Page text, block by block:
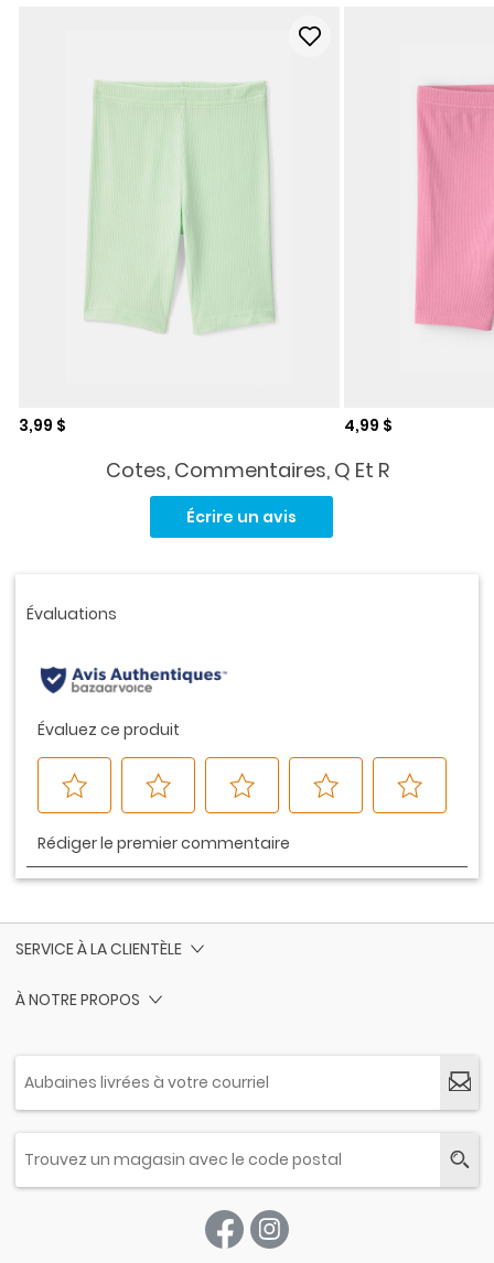
Prix de solde
3,99 $ Prix de solde
4,99 $
Cotes, Commentaires, Q Et R
la
Écrire un avis
SERVICE À LA CLIENTÈLE
À NOTRE PROPOS